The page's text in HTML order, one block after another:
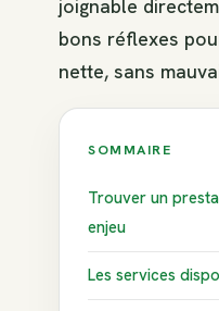
joignable
bons réflexes
nette, sans
SOMMAIRE
Trouver un
enjeu
Les services